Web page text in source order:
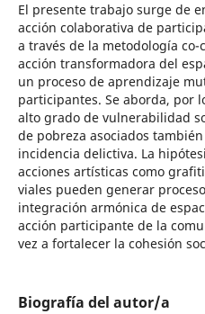
El presente trabajo surge de
acción colaborativa de
a través de la metodología
acción transformadora del
un proceso de aprendizaje
participantes. Se aborda, por
alto grado de vulnerabilidad
de pobreza asociados
incidencia delictiva. La
acciones artísticas como
viales pueden generar
integración armónica de
acción participante de la
vez a fortalecer la cohesión
Biografía del autor/a